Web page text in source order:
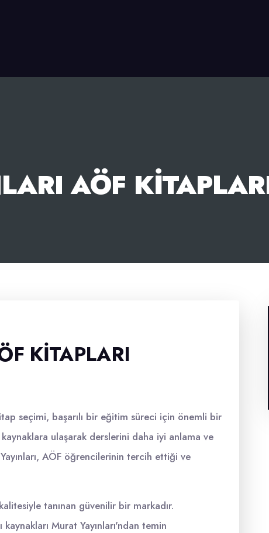
AÖF
KITAPLARI
seçimi, başarılı bir eğitim süreci için önemli bir
ulaşarak derslerini daha iyi anlama ve
AÖF öğrencilerinin tercih ettiği ve
tanınan güvenilir bir markadır.
Murat Yayınları'ndan temin